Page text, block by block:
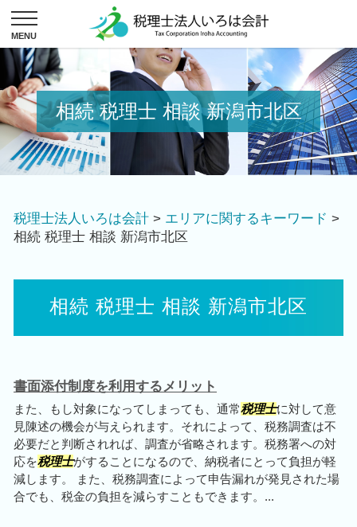
相続 税理士 相談 新潟市北区
税理士法人いろは会計 > エリアに関するキーワード >
相続 税理士 相談 新潟市北区
相続 税理士 相談 新潟市北区
書面添付制度を利用するメリット
また、もし対象になってしまっても、通常税理士に対して意
見陳述の機会が与えられます。それによって、税務調査は不
必要だと判断されれば、調査が省略されます。税務署への対
応を税理士がすることになるので、納税者にとって負担が軽
減します。 また、税務調査によって申告漏れが発見された場
合でも、税金の負担を減らすこともできます。...